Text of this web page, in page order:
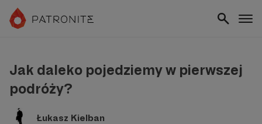
Jak daleko pojedziemy w pierwszej
podróży?
Łukasz Kielban